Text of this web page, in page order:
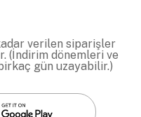
verilen siparişler
(İndirim dönemleri ve
gün uzayabilir.)